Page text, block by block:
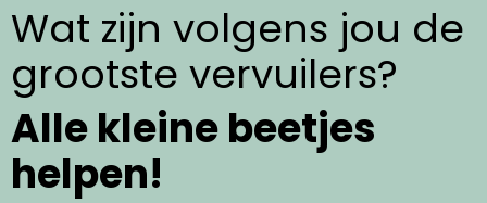
Wat zijn volgens jou de
grootste vervuilers?
Alle kleine beetjes
helpen!